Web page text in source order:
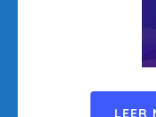
LEER